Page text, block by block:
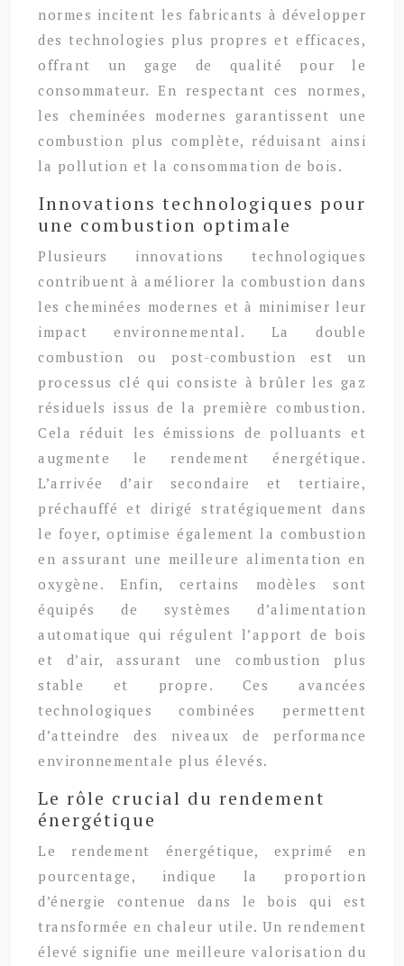
normes incitent les fabricants à développer
des technologies plus propres et efficaces,
offrant un gage de qualité pour le
consommateur. En respectant ces normes,
les cheminées modernes garantissent une
combustion plus complète, réduisant ainsi
la pollution et la consommation de bois.
Innovations technologiques pour
une combustion optimale
Plusieurs innovations technologiques
contribuent à améliorer la combustion dans
les cheminées modernes et à minimiser leur
impact environnemental. La double
combustion ou post-combustion est un
processus clé qui consiste à brûler les gaz
résiduels issus de la première combustion.
Cela réduit les émissions de polluants et
augmente le rendement énergétique.
L’arrivée d’air secondaire et tertiaire,
préchauffé et dirigé stratégiquement dans
le foyer, optimise également la combustion
en assurant une meilleure alimentation en
oxygène. Enfin, certains modèles sont
équipés de systèmes d’alimentation
automatique qui régulent l’apport de bois
et d’air, assurant une combustion plus
stable et propre. Ces avancées
technologiques combinées permettent
d’atteindre des niveaux de performance
environnementale plus élevés.
Le rôle crucial du rendement
énergétique
Le rendement énergétique, exprimé en
pourcentage, indique la proportion
d’énergie contenue dans le bois qui est
transformée en chaleur utile. Un rendement
élevé signifie une meilleure valorisation du